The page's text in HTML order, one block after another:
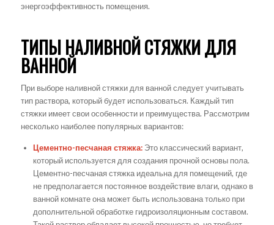
энергоэффективность помещения.
ТИПЫ НАЛИВНОЙ СТЯЖКИ ДЛЯ
ВАННОЙ
При выборе наливной стяжки для ванной следует учитывать
тип раствора, который будет использоваться. Каждый тип
стяжки имеет свои особенности и преимущества. Рассмотрим
несколько наиболее популярных вариантов:
Цементно-песчаная стяжка:Это классический вариант,
который используется для создания прочной основы пола.
Цементно-песчаная стяжка идеальна для помещений, где
не предполагается постоянное воздействие влаги, однако в
ванной комнате она может быть использована только при
дополнительной обработке гидроизоляционным составом.